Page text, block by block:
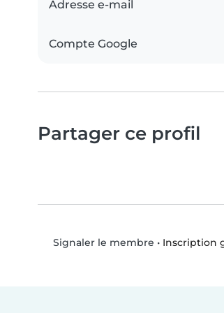
Adresse e-mail
Compte Google
Partager ce profil
Signaler le membre • Inscription